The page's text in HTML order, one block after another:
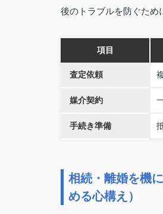
後のトラブルを防ぐため
項目
査定依頼
媒介契約
手続き準備
相続・離婚を機
める心構え）